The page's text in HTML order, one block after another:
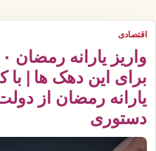
اقتصادی
برای این دهک ها | با
یارانه رمضان از
دستوری